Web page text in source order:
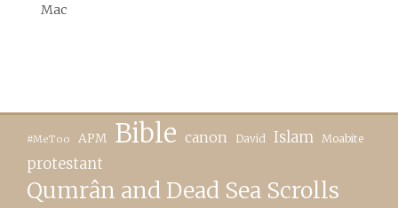
Mac
#MeToo APM Bible canon David Islam Moabite
protestant
Qumrân and Dead Sea Scrolls